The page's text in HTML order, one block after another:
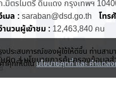
.มิตรไมตรี ดินแดง กรุงเทพฯ
เมล : saraban@dsd.go.th โทร
ำนวนผู้เข้าชม : 12,463,840 คน
บผิด.|นโยบายการคุ้มครองข้อมูล
ประสบการณ์ของผู้ใช้ให้ดีขึ้น ท่านสา
าคุกกี้ได้ในนโยบายคุกกี้ และ คำแถล